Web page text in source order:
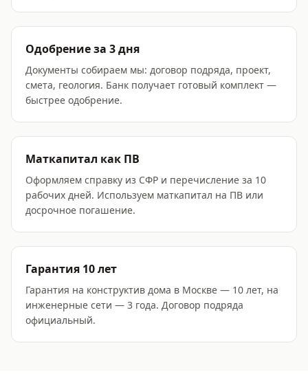
Одобрение за 3 дня
Документы собираем мы: договор подряда, проект,
смета, геология. Банк получает готовый комплект —
быстрее одобрение.
Маткапитал как ПВ
Оформляем справку из СФР и перечисление за 10
рабочих дней. Используем маткапитал на ПВ или
досрочное погашение.
Гарантия 10 лет
Гарантия на конструктив дома в Москве — 10 лет, на
инженерные сети — 3 года. Договор подряда
официальный.